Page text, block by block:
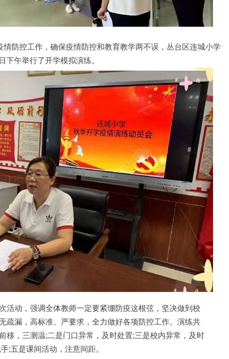
防控工作，确保疫情防控和教育教学两不误，丛台区连城小学
下午举行了开学模拟演练。
动，强调全体教师一定要紧绷防疫这根弦，坚决做到校
疏漏，高标准、严要求，全力做好各项防控工作。演练共
移，三测温;二是门口异常，及时处置;三是校内异常，及时
;五是课间活动，注意间距。